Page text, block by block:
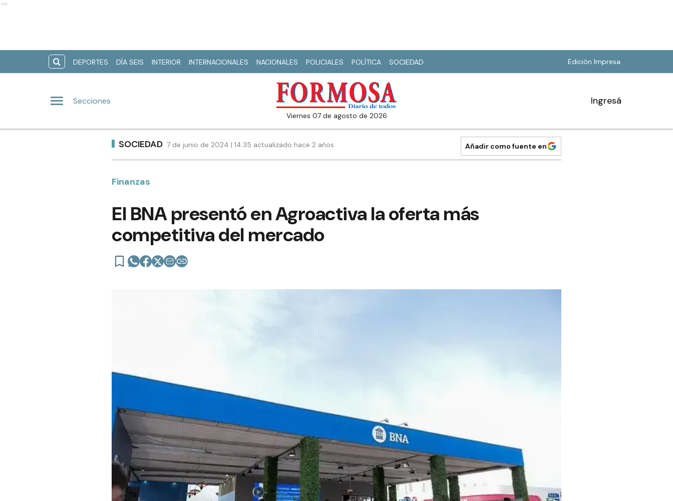
Ads
DEPORTES DÍA SEIS INTERIOR INTERNACIONALES NACIONALES POLICIALES POLÍTICA SOCIEDAD Edición Impresa
Secciones
viernes 07 de agosto de 2026
Ingresá
SOCIEDAD 7 de junio de 2024 | 14:35 actualizado hace 2 años Añadir como fuente en
Finanzas
El BNA presentó en Agroactiva la oferta más
competitiva del mercado